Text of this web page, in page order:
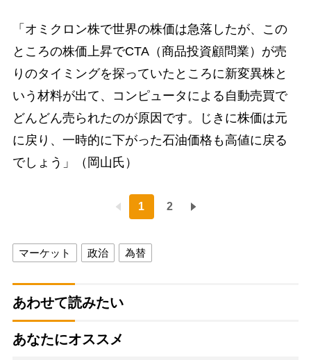
「オミクロン株で世界の株価は急落したが、この
ところの株価上昇でCTA（商品投資顧問業）が売
りのタイミングを探っていたところに新変異株と
いう材料が出て、コンピュータによる自動売買で
どんどん売られたのが原因です。じきに株価は元
に戻り、一時的に下がった石油価格も高値に戻る
でしょう」（岡山氏）
1 2
マーケット 政治 為替
あわせて読みたい
あなたにオススメ